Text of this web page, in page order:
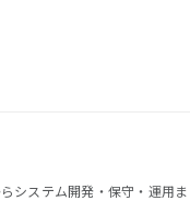
システム開発・保守・運用ま